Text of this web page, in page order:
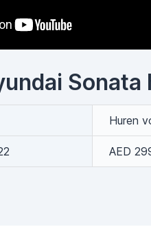
Sonata
Huren
AED